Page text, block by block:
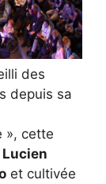
des
depuis sa
», cette
Lucien
et cultivée